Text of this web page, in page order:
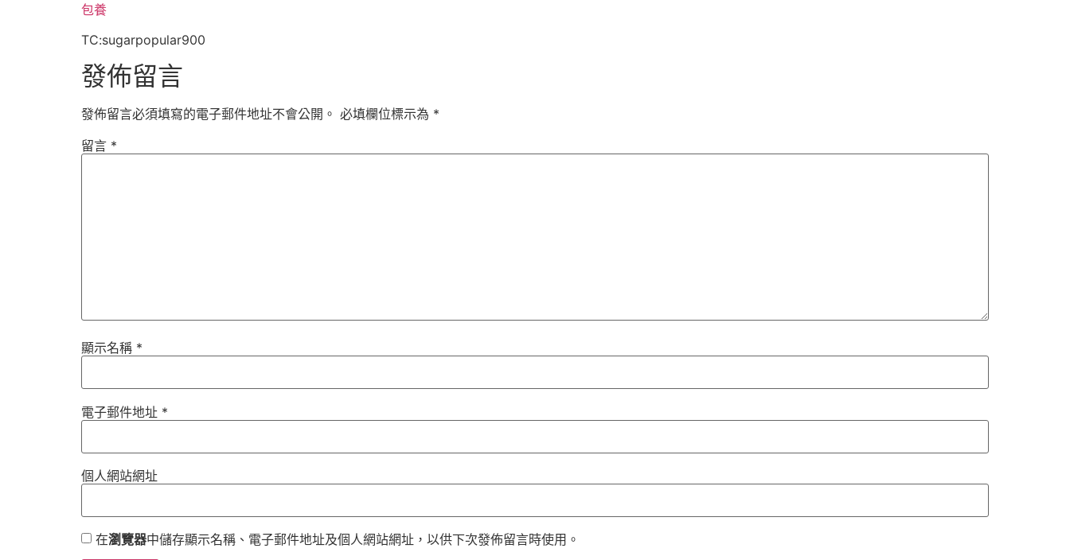
包養
TC:sugarpopular900
發佈留言
發佈留言必須填寫的電子郵件地址不會公開。 必填欄位標示為 *
留言 *
顯示名稱 *
電子郵件地址 *
個人網站網址
在瀏覽器中儲存顯示名稱、電子郵件地址及個人網站網址，以供下次發佈留言時使用。